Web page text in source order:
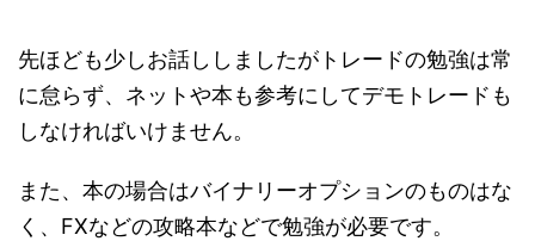
先ほども少しお話ししましたがトレードの勉強は常
に怠らず、ネットや本も参考にしてデモトレードも
しなければいけません。
また、本の場合はバイナリーオプションのものはな
く、FXなどの攻略本などで勉強が必要です。